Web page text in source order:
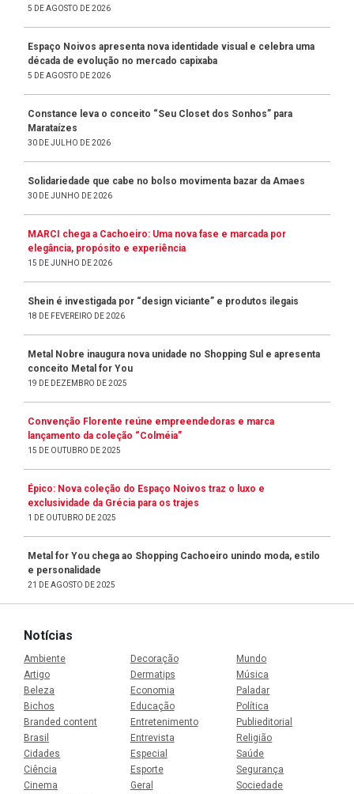
5 DE AGOSTO DE 2026
Espaço Noivos apresenta nova identidade visual e celebra uma
década de evolução no mercado capixaba
5 DE AGOSTO DE 2026
Constance leva o conceito “Seu Closet dos Sonhos” para
Marataízes
30 DE JULHO DE 2026
Solidariedade que cabe no bolso movimenta bazar da Amaes
30 DE JUNHO DE 2026
MARCI chega a Cachoeiro: Uma nova fase e marcada por
elegância, propósito e experiência
15 DE JUNHO DE 2026
Shein é investigada por “design viciante” e produtos ilegais
18 DE FEVEREIRO DE 2026
Metal Nobre inaugura nova unidade no Shopping Sul e apresenta
conceito Metal for You
19 DE DEZEMBRO DE 2025
Convenção Florente reúne empreendedoras e marca
lançamento da coleção “Colméia”
15 DE OUTUBRO DE 2025
Épico: Nova coleção do Espaço Noivos traz o luxo e
exclusividade da Grécia para os trajes
1 DE OUTUBRO DE 2025
Metal for You chega ao Shopping Cachoeiro unindo moda, estilo
e personalidade
21 DE AGOSTO DE 2025
Notícias
Ambiente
Artigo
Beleza
Bichos
Branded content
Brasil
Cidades
Ciência
Cinema
Decoração
Dermatips
Economia
Educação
Entretenimento
Entrevista
Especial
Esporte
Geral
Mundo
Música
Paladar
Política
Publieditorial
Religião
Saúde
Segurança
Sociedade